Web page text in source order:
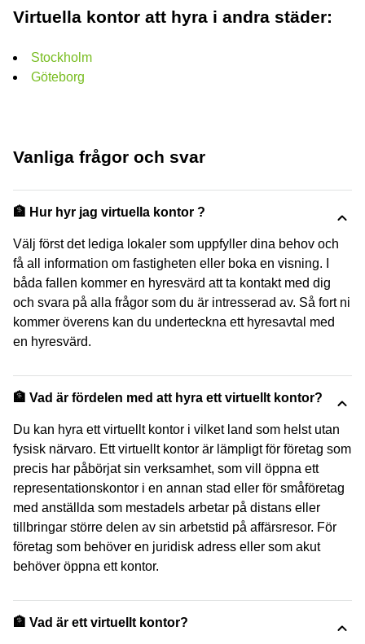
Virtuella kontor att hyra i andra städer:
Stockholm
Göteborg
Vanliga frågor och svar
🏦 Hur hyr jag virtuella kontor ?
Välj först det lediga lokaler som uppfyller dina behov och
få all information om fastigheten eller boka en visning. I
båda fallen kommer en hyresvärd att ta kontakt med dig
och svara på alla frågor som du är intresserad av. Så fort ni
kommer överens kan du underteckna ett hyresavtal med
en hyresvärd.
🏦 Vad är fördelen med att hyra ett virtuellt kontor?
Du kan hyra ett virtuellt kontor i vilket land som helst utan
fysisk närvaro. Ett virtuellt kontor är lämpligt för företag som
precis har påbörjat sin verksamhet, som vill öppna ett
representationskontor i en annan stad eller för småföretag
med anställda som mestadels arbetar på distans eller
tillbringar större delen av sin arbetstid på affärsresor. För
företag som behöver en juridisk adress eller som akut
behöver öppna ett kontor.
🏦 Vad är ett virtuellt kontor?